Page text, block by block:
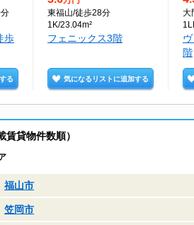
歩
る
東福山/徒歩28分
1K/23.04m²
フェニックス3階
気になるリストに追加する
大
階
貸物件数順）
福山市
笠岡市